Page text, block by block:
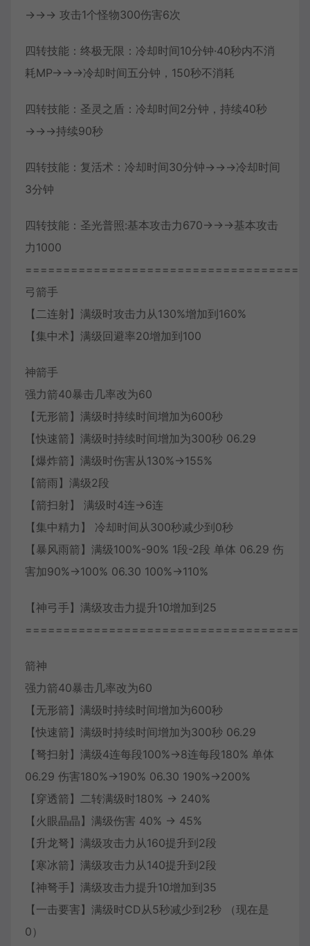
→→→ 攻击1个怪物300伤害6次
四转技能：终极无限：冷却时间10分钟·40秒内不消
耗MP→→→冷却时间五分钟，150秒不消耗
四转技能：圣灵之盾：冷却时间2分钟，持续40秒
→→→持续90秒
四转技能：复活术：冷却时间30分钟→→→冷却时间
3分钟
四转技能：圣光普照:基本攻击力670→→→基本攻击
力1000
弓箭手
【二连射】满级时攻击力从130%增加到160%
【集中术】满级回避率20增加到100
神箭手
强力箭40暴击几率改为60
【无形箭】满级时持续时间增加为600秒
【快速箭】满级时持续时间增加为300秒 06.29
【爆炸箭】满级时伤害从130%->155%
【箭雨】满级2段
【箭扫射】 满级时4连→6连
【集中精力】 冷却时间从300秒减少到0秒
【暴风雨箭】满级100%-90% 1段-2段 单体 06.29 伤
害加90%→100% 06.30 100%→110%
【神弓手】满级攻击力提升10增加到25
箭神
强力箭40暴击几率改为60
【无形箭】满级时持续时间增加为600秒
【快速箭】满级时持续时间增加为300秒 06.29
【弩扫射】满级4连每段100%→8连每段180% 单体
06.29 伤害180%→190% 06.30 190%→200%
【穿透箭】二转满级时180% → 240%
【火眼晶晶】满级伤害 40% → 45%
【升龙弩】满级攻击力从160提升到2段
【寒冰箭】满级攻击力从140提升到2段
【神弩手】满级攻击力提升10增加到35
【一击要害】满级时CD从5秒减少到2秒 （现在是
0）